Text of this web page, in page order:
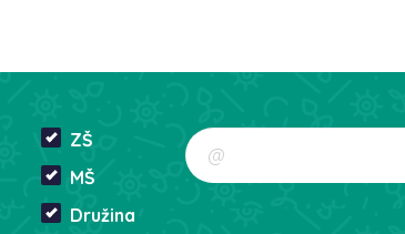
ZŠ
MŠ
Družina